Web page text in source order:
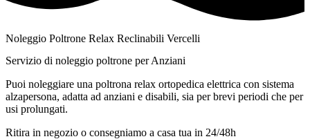
Noleggio Poltrone Relax Reclinabili Vercelli
Servizio di noleggio poltrone per Anziani
Puoi noleggiare una poltrona relax ortopedica elettrica con sistema
alzapersona, adatta ad anziani e disabili, sia per brevi periodi che per
usi prolungati.
Ritira in negozio o consegniamo a casa tua in 24/48h